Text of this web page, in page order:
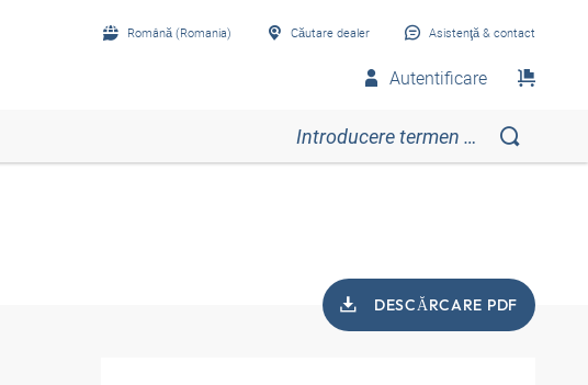
Română (Romania) Căutare dealer Asistenţă & contact
Autentificare
DESCĂRCARE PDF